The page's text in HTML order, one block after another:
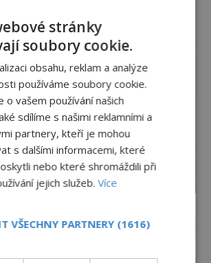
stránky
soubory cookie.
obsahu, reklam a analýze
používáme soubory cookie.
o vašem používání našich
sdílíme s našimi reklamními a
partnery, kteří je mohou
s dalšími informacemi, které
nebo které shromáždili při
jejich služeb.Více
VŠECHNY PARTNERY (1616)